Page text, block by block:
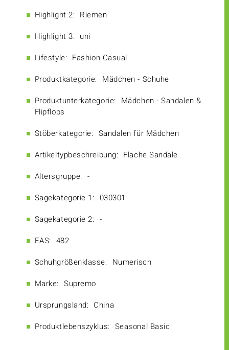
Highlight 2: Riemen
Highlight 3: uni
Lifestyle: Fashion Casual
Produktkategorie: Mädchen - Schuhe
Produktunterkategorie: Mädchen - Sandalen &
Flipflops
Stöberkategorie: Sandalen für Mädchen
Artikeltypbeschreibung: Flache Sandale
Altersgruppe: -
Sagekategorie 1: 030301
Sagekategorie 2: -
EAS: 482
Schuhgrößenklasse: Numerisch
Marke: Supremo
Ursprungsland: China
Produktlebenszyklus: Seasonal Basic